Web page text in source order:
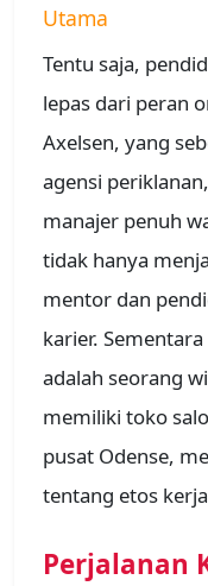
Utama
Tentu saja,
lepas dari peran
Axelsen, yang
agensi
manajer penuh
tidak hanya
mentor dan
karier.
adalah seorang
memiliki toko
pusat Odense,
tentang etos
Perjalanan